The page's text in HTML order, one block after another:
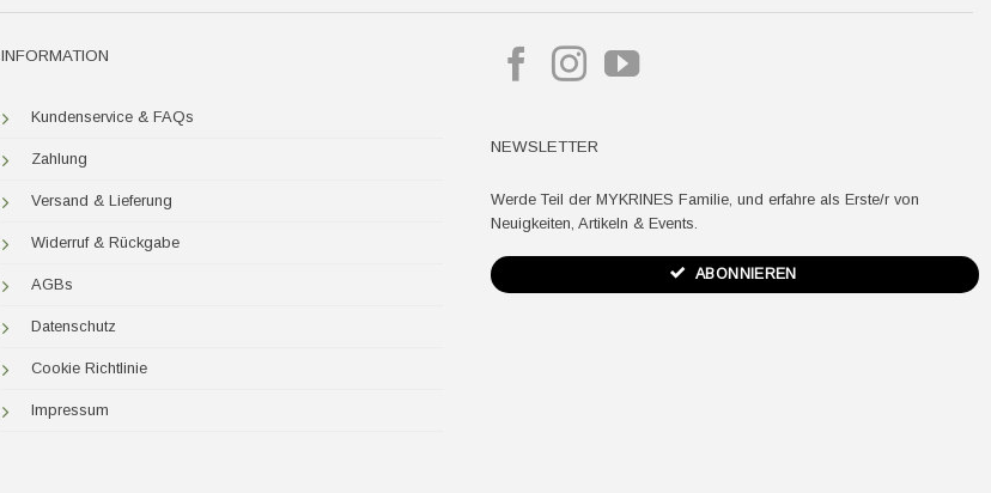
INFORMATION
Kundenservice & FAQs
Zahlung
Versand & Lieferung
Widerruf & Rückgabe
AGBs
Datenschutz
Cookie Richtlinie
Impressum
NEWSLETTER
Werde Teil der MYKRINES Familie, und erfahre als Erste/r von
Neuigkeiten, Artikeln & Events.
ABONNIEREN